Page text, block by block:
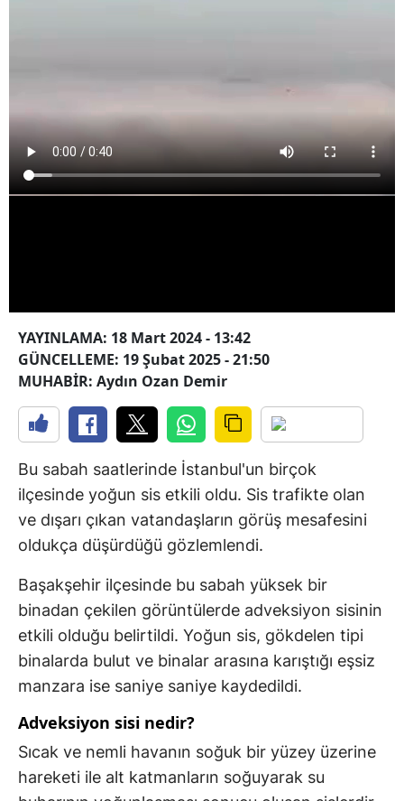
YAYINLAMA: 18 Mart 2024 - 13:42
GÜNCELLEME: 19 Şubat 2025 - 21:50
MUHABİR: Aydın Ozan Demir
Bu sabah saatlerinde İstanbul'un birçok
ilçesinde yoğun sis etkili oldu. Sis trafikte olan
ve dışarı çıkan vatandaşların görüş mesafesini
oldukça düşürdüğü gözlemlendi.
Başakşehir ilçesinde bu sabah yüksek bir
binadan çekilen görüntülerde adveksiyon sisinin
etkili olduğu belirtildi. Yoğun sis, gökdelen tipi
binalarda bulut ve binalar arasına karıştığı eşsiz
manzara ise saniye saniye kaydedildi.
Adveksiyon sisi nedir?
Sıcak ve nemli havanın soğuk bir yüzey üzerine
hareketi ile alt katmanların soğuyarak su